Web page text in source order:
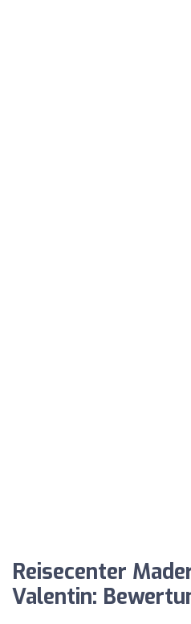
Reisecenter
Valentin: